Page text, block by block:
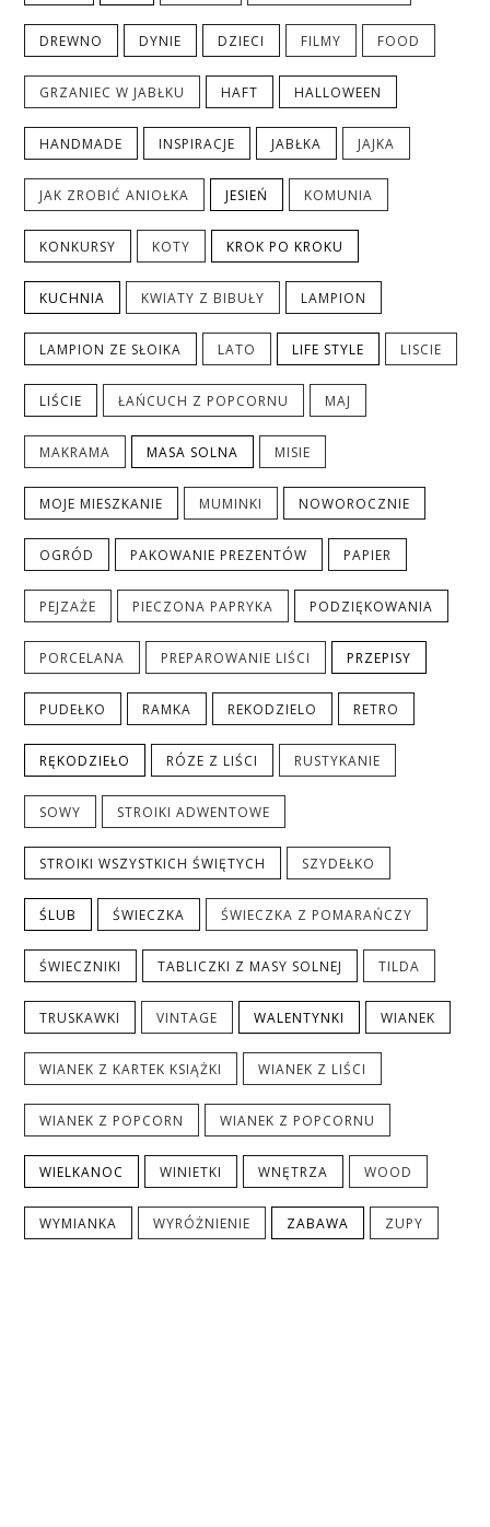
DREWNO DYNIE DZIECI FILMY FOOD
GRZANIEC W JABŁKU HAFT HALLOWEEN
HANDMADE INSPIRACJE JABŁKA JAJKA
JAK ZROBIĆ ANIOŁKA JESIEŃ KOMUNIA
KONKURSY KOTY KROK PO KROKU
KUCHNIA KWIATY Z BIBUŁY LAMPION
LAMPION ZE SŁOIKA LATO LIFE STYLE LISCIE
LIŚCIE ŁAŃCUCH Z POPCORNU MAJ
MAKRAMA MASA SOLNA MISIE
MOJE MIESZKANIE MUMINKI NOWOROCZNIE
OGRÓD PAKOWANIE PREZENTÓW PAPIER
PEJZAŻE PIECZONA PAPRYKA PODZIĘKOWANIA
PORCELANA PREPAROWANIE LIŚCI PRZEPISY
PUDEŁKO RAMKA REKODZIELO RETRO
RĘKODZIEŁO RÓZE Z LIŚCI RUSTYKANIE
SOWY STROIKI ADWENTOWE
STROIKI WSZYSTKICH ŚWIĘTYCH SZYDEŁKO
ŚLUB ŚWIECZKA ŚWIECZKA Z POMARAŃCZY
ŚWIECZNIKI TABLICZKI Z MASY SOLNEJ TILDA
TRUSKAWKI VINTAGE WALENTYNKI WIANEK
WIANEK Z KARTEK KSIĄŻKI WIANEK Z LIŚCI
WIANEK Z POPCORN WIANEK Z POPCORNU
WIELKANOC WINIETKI WNĘTRZA WOOD
WYMIANKA WYRÓŻNIENIE ZABAWA ZUPY